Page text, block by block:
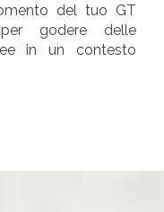
del tuo GT
godere delle
in un contesto